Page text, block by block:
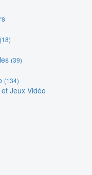
(18)
(39)
(134)
Jeux Vidéo